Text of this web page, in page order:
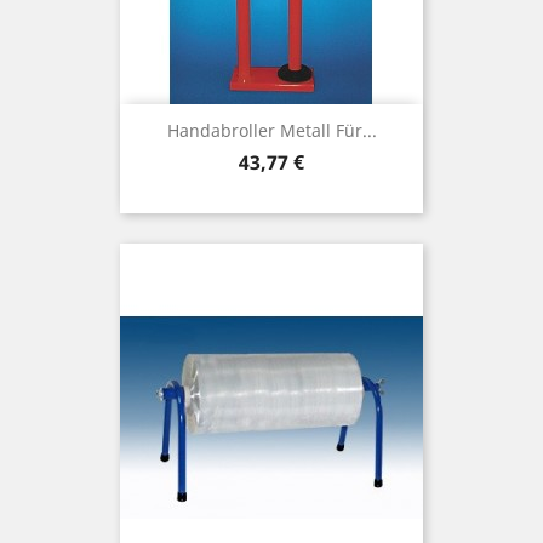
Handabroller Metall Für...
Preis
43,77 €